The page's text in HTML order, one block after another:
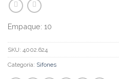
Empaque: 10
SKU: 4002.624
Categoría: Sifones